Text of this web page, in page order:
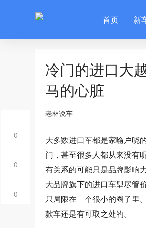
首页 新
0
0
0
冷门的进口大
马的心脏
老林说车
大多数进口车都是家喻户晓
门，甚至很多人都从来没有
有关系的可能只是品牌影响力
大品牌旗下的进口车型尽管
只局限在一个很小的圈子里
款车还是有可取之处的。